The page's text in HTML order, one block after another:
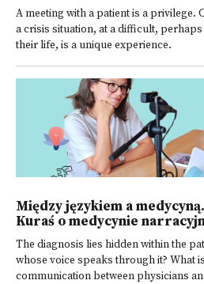
A meeting with a patient is a privilege.
a crisis situation, at a difficult,
their life, is a unique experience.
Między językiem a
Kuraś o medycynie
The diagnosis lies hidden within the
whose voice speaks through it? What
communication between physicians